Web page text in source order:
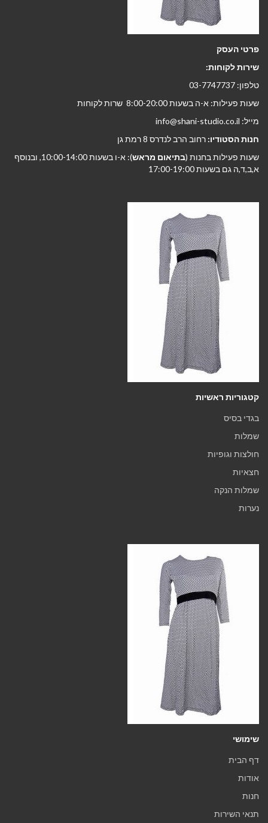
פרטי העסק
שירות לקוחות:
טלפון: 03-7747737
שעות פעילות: א-ה בשעות 8:00-20:00 שרות לקוחות
מייל: info@shani-studio.co.il
חנות הסטודיו: רחוב הרב לנדרס 8 רמת גן
שעות פעילות בחנות (בתיאום מראש
): א-ו בשעות 10:00-14:00, ובנוסף
א,ב,ד,ה גם בשעות 17:00-19:00
קטגוריות ראשיות
בגדי בסיס
שמלות
חולצות וגופיות
חצאיות
שמלות הנקה
נערות
שימושי
דף הבית
אודות
חנות
תנאי השירות